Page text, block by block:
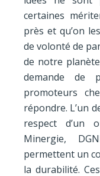
certaines
près et qu’on
de volonté de
de notre
demande de
promoteurs
répondre. L’un
respect d’un
Minergie,
permettent un
la durabilité.